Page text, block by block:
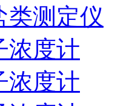
类测定仪
浓度计
浓度计